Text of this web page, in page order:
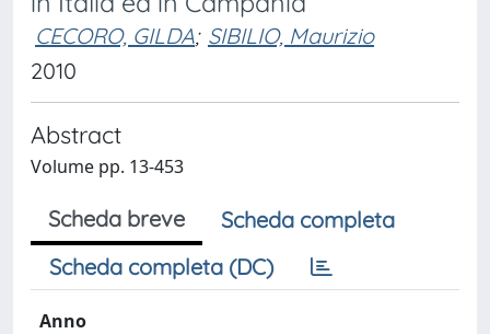
CECORO, GILDA; SIBILIO, Maurizio
2010
Abstract
Volume pp. 13-453
Scheda breve
Scheda completa
Scheda completa (DC)
Anno